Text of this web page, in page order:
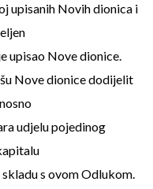
upisanih Novih dionica i
upisao Nove dionice.
Nove dionice dodijelit
udjelu pojedinog
s ovom Odlukom.